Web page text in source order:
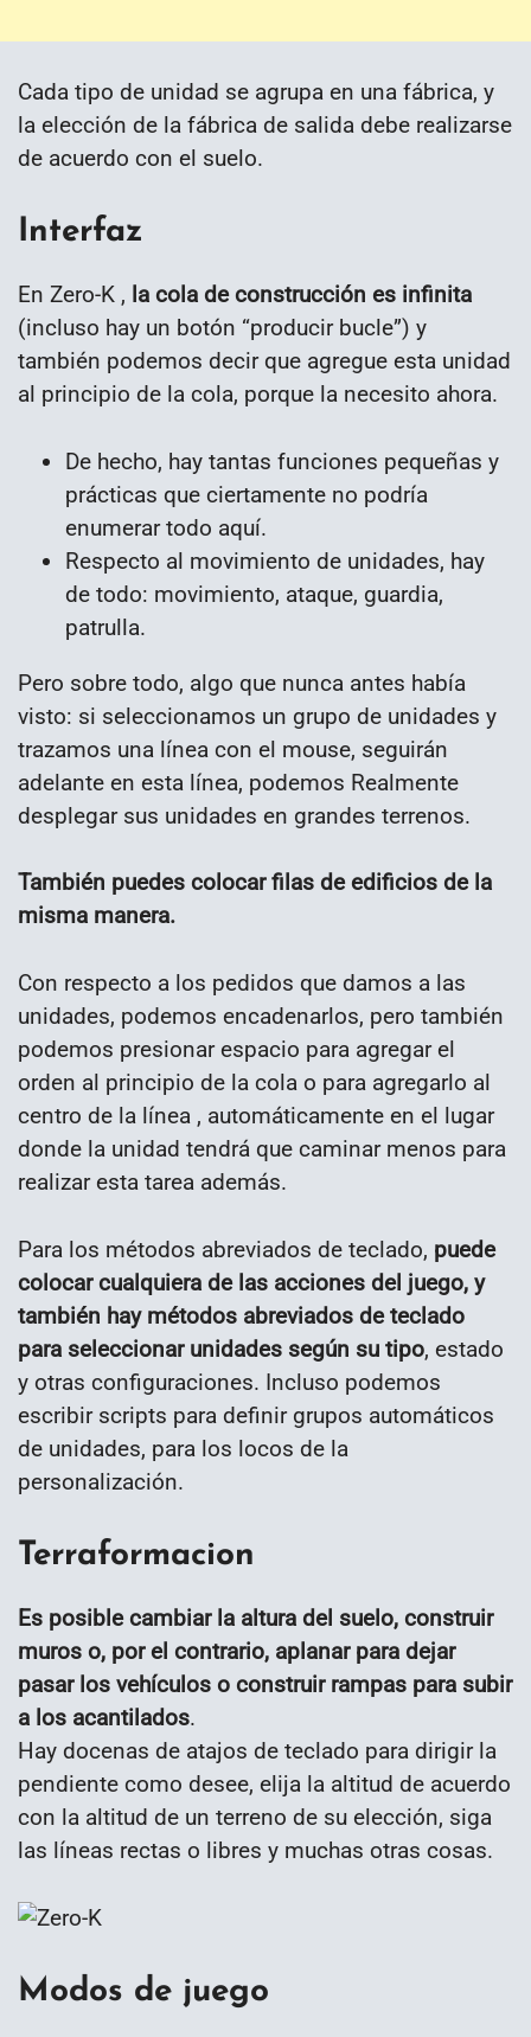
Cada tipo de unidad se agrupa en una fábrica, y
la elección de la fábrica de salida debe realizarse
de acuerdo con el suelo.
Interfaz
En Zero-K , la cola de construcción es infinita
(incluso hay un botón “producir bucle”) y
también podemos decir que agregue esta unidad
al principio de la cola, porque la necesito ahora.
De hecho, hay tantas funciones pequeñas y
prácticas que ciertamente no podría
enumerar todo aquí.
Respecto al movimiento de unidades, hay
de todo: movimiento, ataque, guardia,
patrulla.
Pero sobre todo, algo que nunca antes había
visto: si seleccionamos un grupo de unidades y
trazamos una línea con el mouse, seguirán
adelante en esta línea, podemos Realmente
desplegar sus unidades en grandes terrenos.
También puedes colocar filas de edificios de la
misma manera.
Con respecto a los pedidos que damos a las
unidades, podemos encadenarlos, pero también
podemos presionar espacio para agregar el
orden al principio de la cola o para agregarlo al
centro de la línea , automáticamente en el lugar
donde la unidad tendrá que caminar menos para
realizar esta tarea además.
Para los métodos abreviados de teclado, puede
colocar cualquiera de las acciones del juego, y
también hay métodos abreviados de teclado
para seleccionar unidades según su tipo, estado
y otras configuraciones. Incluso podemos
escribir scripts para definir grupos automáticos
de unidades, para los locos de la
personalización.
Terraformacion
Es posible cambiar la altura del suelo, construir
muros o, por el contrario, aplanar para dejar
pasar los vehículos o construir rampas para subir
a los acantilados.
Hay docenas de atajos de teclado para dirigir la
pendiente como desee, elija la altitud de acuerdo
con la altitud de un terreno de su elección, siga
las líneas rectas o libres y muchas otras cosas.
Modos de juego